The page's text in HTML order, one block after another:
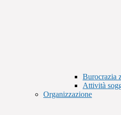
Burocrazia
Attività
Organizzazione